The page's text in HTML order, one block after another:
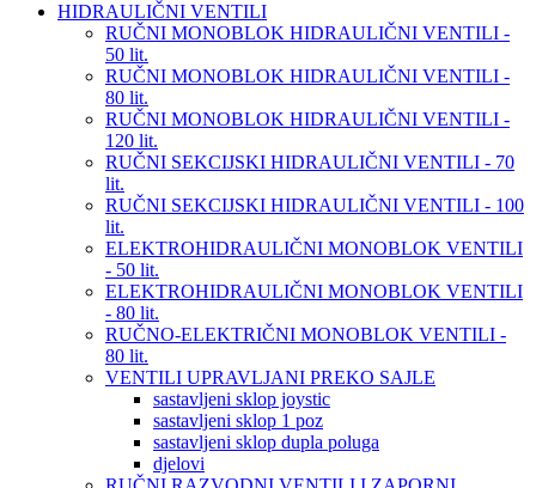
HIDRAULIČNI VENTILI
RUČNI MONOBLOK HIDRAULIČNI VENTILI -
50 lit.
RUČNI MONOBLOK HIDRAULIČNI VENTILI -
80 lit.
RUČNI MONOBLOK HIDRAULIČNI VENTILI -
120 lit.
RUČNI SEKCIJSKI HIDRAULIČNI VENTILI - 70
lit.
RUČNI SEKCIJSKI HIDRAULIČNI VENTILI - 100
lit.
ELEKTROHIDRAULIČNI MONOBLOK VENTILI
- 50 lit.
ELEKTROHIDRAULIČNI MONOBLOK VENTILI
- 80 lit.
RUČNO-ELEKTRIČNI MONOBLOK VENTILI -
80 lit.
VENTILI UPRAVLJANI PREKO SAJLE
sastavljeni sklop joystic
sastavljeni sklop 1 poz
sastavljeni sklop dupla poluga
djelovi